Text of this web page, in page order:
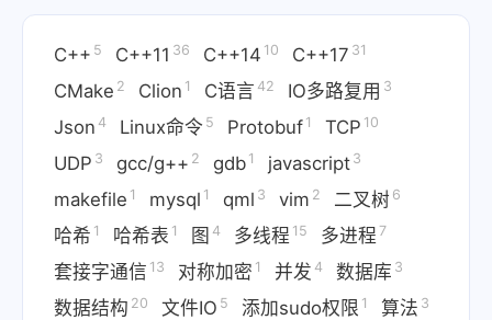
C++ 5 C++11 36 C++14 10 C++17 31
CMake 2 Clion 1 C语言 42 IO多路复用 3
Json 4 Linux命令 5 Protobuf 1 TCP 10
UDP 3 gcc/g++ 2 gdb 1 javascript 3
makefile 1 mysql 1 qml 3 vim 2 二叉树 6
哈希 1 哈希表 1 图 4 多线程 15 多进程 7
套接字通信 13 对称加密 1 并发 4 数据库 3
数据结构 20 文件IO 5 添加sudo权限 1 算法 3